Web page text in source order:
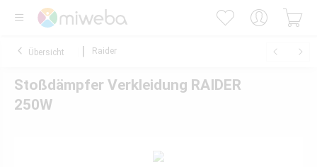
Übersicht Raider
Stoßdämpfer Verkleidung RAIDER
250W